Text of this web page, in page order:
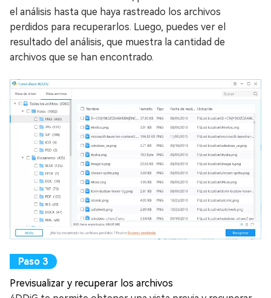
el análisis hasta que haya rastreado los archivos
perdidos para recuperarlos. Luego, puedes ver el
resultado del análisis, que muestra la cantidad de
archivos que se han encontrado.
Previsualizar y recuperar los archivos